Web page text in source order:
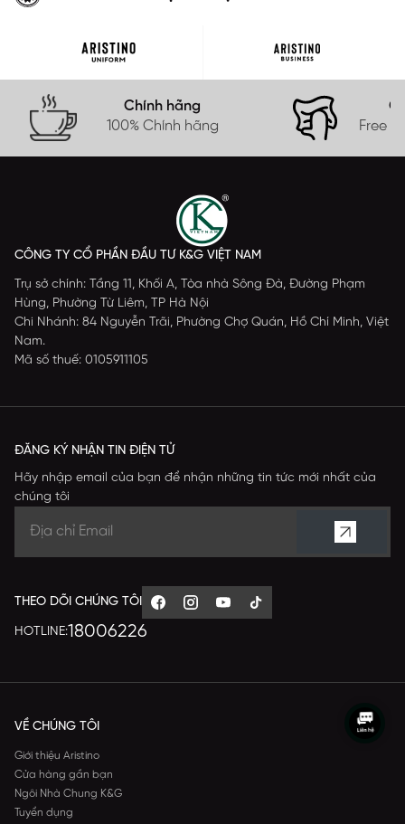
Chính hãng
100% Chính hãng
Free
CÔNG TY CỔ PHẦN ĐẦU TƯ K&G VIỆT NAM
Trụ sở chính: Tầng 11, Khối A, Tòa nhà Sông Đà, Đường Phạm
Hùng, Phường Từ Liêm, TP Hà Nội
Chi Nhánh: 84 Nguyễn Trãi, Phường Chợ Quán, Hồ Chí Minh, Việt
Nam.
Mã số thuế: 0105911105
ĐĂNG KÝ NHẬN TIN ĐIỆN TỬ
Hãy nhập email của bạn để nhận những tin tức mới nhất của
chúng tôi
THEO DÕI CHÚNG TÔI
HOTLINE:18006226
VỀ CHÚNG TÔI
Giới thiệu Aristino
Cửa hàng gần bạn
Ngôi Nhà Chung K&G
Tuyển dụng